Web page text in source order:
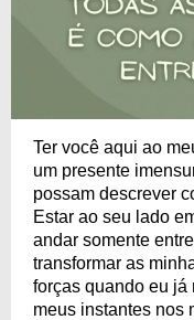
Ter você aqui ao
um presente
possam descrever
Estar ao seu lado
andar somente
transformar as
forças quando eu já
meus instantes nos